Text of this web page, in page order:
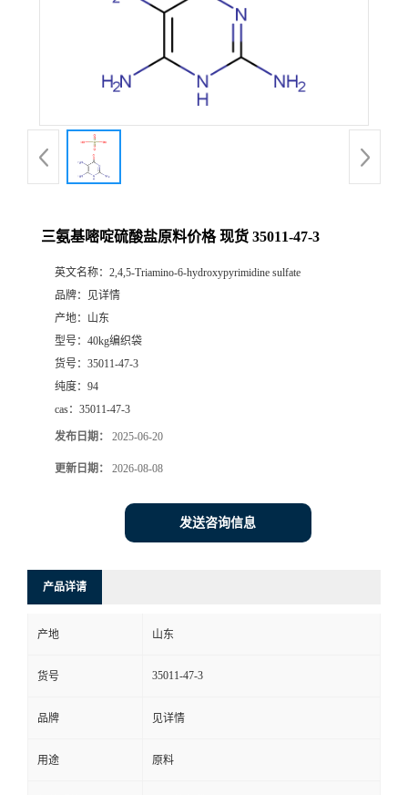
三氨基嘧啶硫酸盐原料价格 现货 35011-47-3
英文名称： 2,4,5-Triamino-6-hydroxypyrimidine sulfate
品牌：
见详情
产地： 山东
型号： 40kg编织袋
货号： 35011-47-3
纯度： 94
cas： 35011-47-3
发布日期： 2025-06-20
更新日期： 2026-08-08
发送咨询信息
产品详请
产地 山东
货号 35011-47-3
品牌 见详情
用途 原料